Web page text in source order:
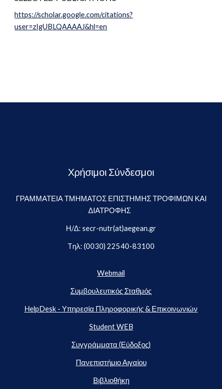
https://scholar.google.com/citations?
user=zIgUBLQAAAAJ&hl=en
Χρήσιμοι Σύνδεσμοι
ΓΡΑΜΜΑΤΕΙΑ ΤΜΗΜΑΤΟΣ ΕΠΙΣΤΗΜΗΣ ΤΡΟΦΙΜΩΝ ΚΑΙ
ΔΙΑΤΡΟΦΗΣ
Η/Δ: secr-nutr(at)aegean.gr
Tηλ: (0030) 22540-83100
Webmail
Συμβουλευτικός Σταθμός
HelpDesk - Υπηρεσία Πληροφορικής & Επικοινωνιών
Student WEB
Συγγράμματα (Εύδοξος)
Πανεπιστήμιο Αιγαίου
Βιβλιοθήκη